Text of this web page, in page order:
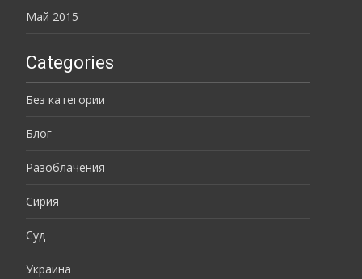
Май 2015
Categories
Без категории
Блог
Разоблачения
Сирия
Суд
Украина